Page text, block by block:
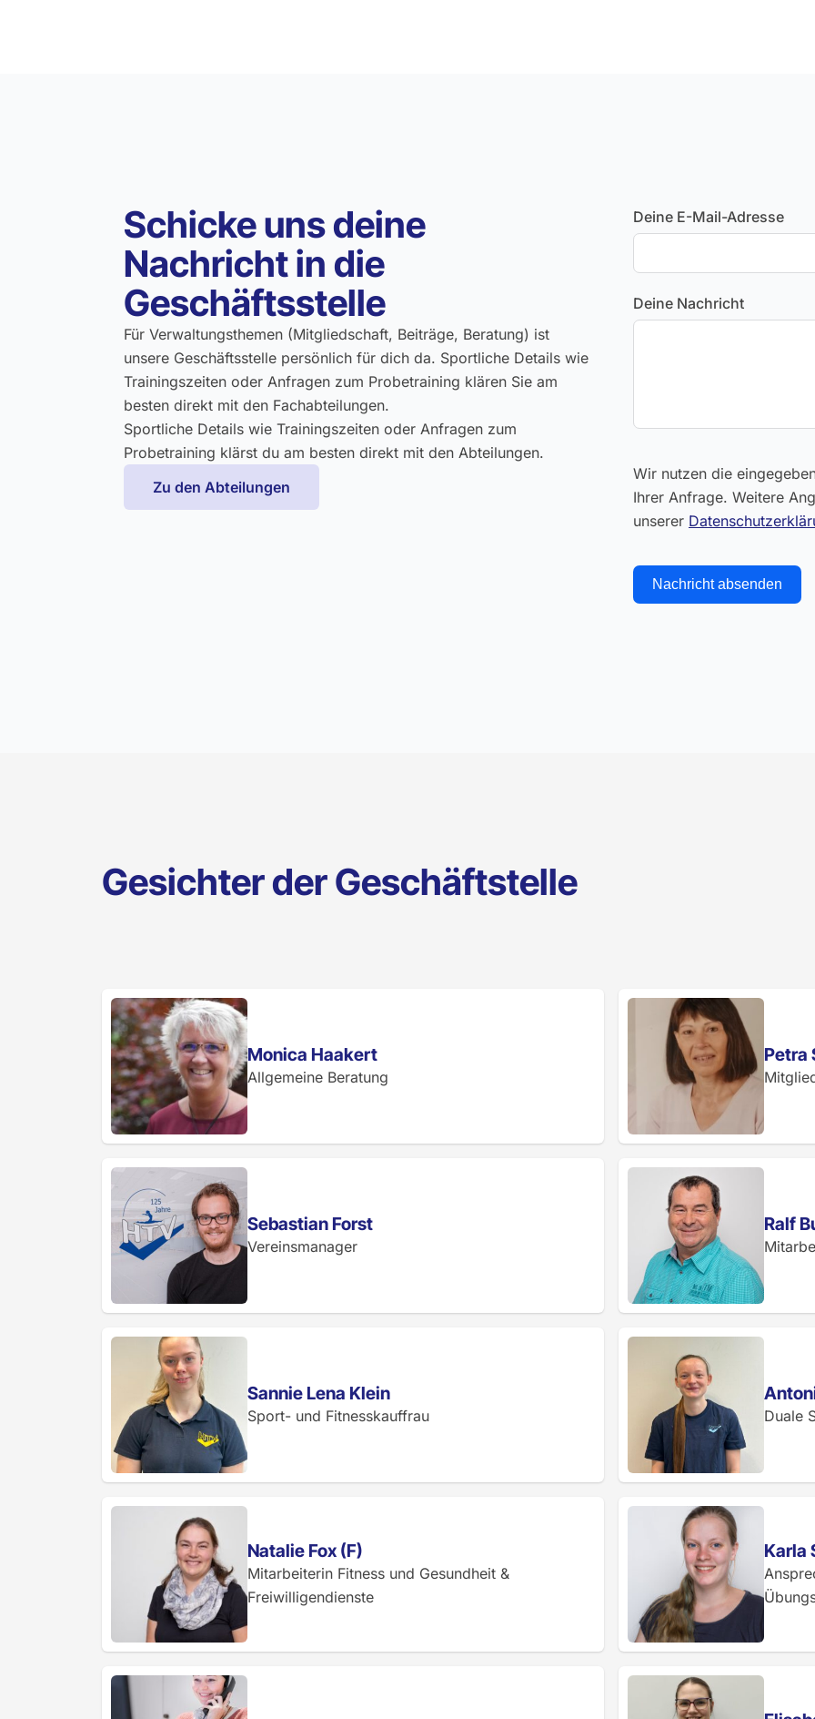
Schicke uns deine
Nachricht in die
Geschäftsstelle
Für Verwaltungsthemen (Mitgliedschaft, Beiträge, Beratung) ist
unsere Geschäftsstelle persönlich für dich da. Sportliche Details wie
Trainingszeiten oder Anfragen zum Probetraining klären Sie am
besten direkt mit den Fachabteilungen.
Sportliche Details wie Trainingszeiten oder Anfragen zum
Probetraining klärst du am besten direkt mit den Abteilungen.
Zu den Abteilungen
Deine E-Mail-Adresse
Deine Nachricht
Wir nutzen die
Ihrer Anfrage. Weitere
unserer
Nachricht absenden
Gesichter der Geschäftstelle
Monica Haakert
Allgemeine Beratung
Petra
Sebastian Forst
Vereinsmanager
Ralf
Sannie Lena Klein
Sport- und Fitnesskauffrau Duale
Natalie Fox (F)
Mitarbeiterin Fitness und Gesundheit &
Freiwilligendienste
Karla